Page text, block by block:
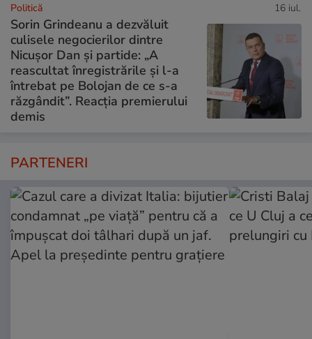
Politică 16 iul.
Sorin Grindeanu a dezvăluit
culisele negocierilor dintre
Nicușor Dan și partide: „A
reascultat înregistrările și l-a
întrebat pe Bolojan de ce s-a
răzgândit”. Reacția premierului
demis
PARTENERI